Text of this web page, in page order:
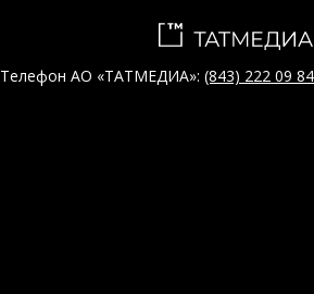
Телефон АО «ТАТМЕДИА»: (843) 222 09 84